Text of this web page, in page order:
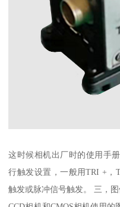
这时候相机出厂时的使用手
行触发设置，一般用TRI +，
触发或脉冲信号触发。 三，